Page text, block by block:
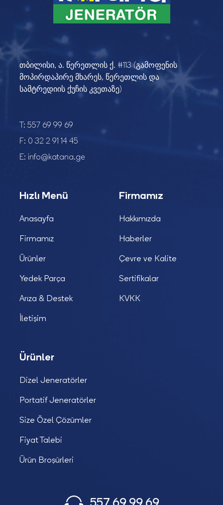
თბილისი, ა. წერეთლის ქ. #113 (გამოფენის
მოპირდაპირე მხარეს, წერეთლის და
სამტრედიის ქუჩის კვეთაზე)
T: 557 69 99 69
F: 0 32 2 91 14 45
E: info@katana.ge
Hızlı Menü
Anasayfa
Firmamız
Ürünler
Yedek Parça
Arıza & Destek
İletişim
Firmamız
Hakkımızda
Haberler
Çevre ve Kalite
Sertifikalar
KVKK
Ürünler
Dizel Jeneratörler
Portatif Jeneratörler
Size Özel Çözümler
Fiyat Talebi
Ürün Broşürleri